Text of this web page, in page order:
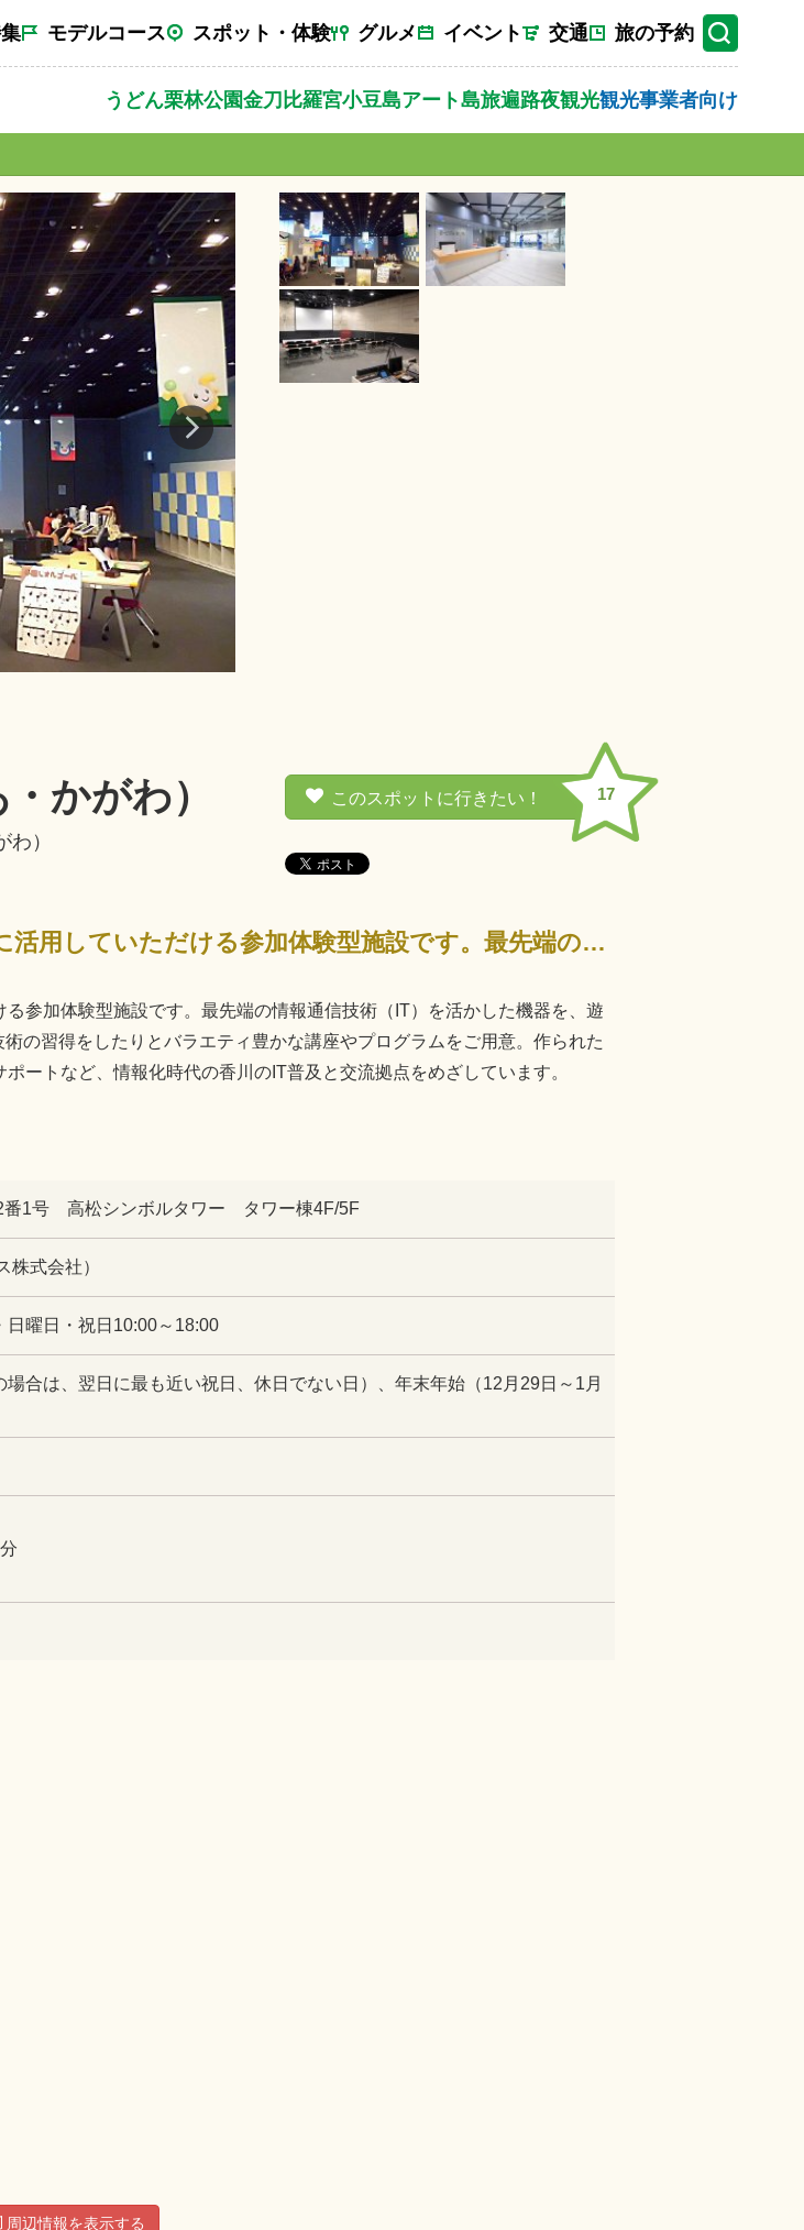
モデルコース スポット・体験 グルメ イベント 交通 旅の予約
うどん栗林公園金刀比羅宮小豆島アート島旅遍路夜観光観光事業者向け
かがわ）
）
17
子どもから大人まですべての皆さんが自由に活用していただける参加体験型施設です。最先端の情報通信技術（…
参加体験型施設です。最先端の情報通信技術（IT）を活かした機器を、遊
の習得をしたりとバラエティ豊かな講座やプログラムをご用意。作られた
ートなど、情報化時代の香川のIT普及と交流拠点をめざしています。
1号 高松シンボルタワー タワー棟4F/5F
式会社）
日曜日・祝日10:00～18:00
合は、翌日に最も近い祝日、休日でない日）、年末年始（12月29日～1月
周辺情報を表示する